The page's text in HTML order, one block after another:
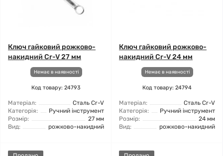
Ключ гайковий рожково-
накидний Cr-V 27 мм
Немає в наявності
Код товару: 24793
Матеріал:
Сталь Cr-V
Категорія:
Ручний інструмент
Розмір:
27 мм
Вид:
рожково-накидний
Ключ гайковий рожково-
накидний Cr-V 24 мм
Немає в наявності
Код товару: 24794
Матеріал:
Сталь Cr-V
Категорія:
Ручний інструмент
Розмір:
24 мм
Вид:
рожково-накидний